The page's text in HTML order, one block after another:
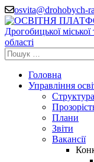
Перейти
до
вмісту
(натисніть
Enter)
osvita@drohobych-
Пошук:
Головна
Управління
Структура
Плани
Звіти
Вакансії